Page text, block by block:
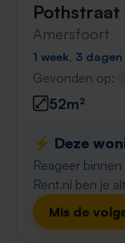
Pothstraat
Amersfoort
1 week, 3
Gevonden op:
52m²
⚡️ Deze
Reageer
Rent.nl ben je
Mis de